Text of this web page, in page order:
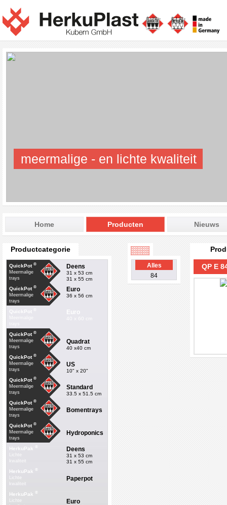
meermalige - en lichte kwaliteit
Home Producten Nieuws
Productcategorie
QuickPot ®
Meermalige
trays
Deens
31 x 53 cm
31 x 55 cm
QuickPot ®
Meermalige
trays
Euro
36 x 56 cm
QuickPot Euro
40 x 60 cm
QuickPot ®
Meermalige
trays
Quadrat
40 x40 cm
QuickPot ®
Meermalige
trays
US
10" x 20"
QuickPot ®
Meermalige
trays
Standard
33.5 x 51.5 cm
QuickPot ®
Meermalige
trays
Bomentrays
QuickPot ®
Meermalige
trays
Hydroponics
HerkuPak
Lichte
kwaliteit
Deens
31 x 53 cm
31 x 55 cm
HerkuPak
Lichte
kwaliteit
Paperpot
HerkuPak ®
Lichte
Euro
Alles
84
QP E